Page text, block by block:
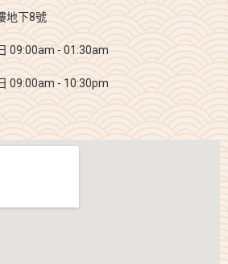
地下8號
09:00am - 01:30am
09:00am - 10:30pm